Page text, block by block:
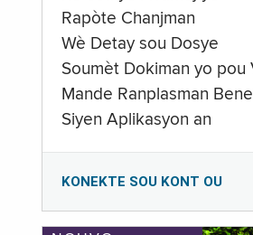
Rapòte Chanjman
Wè Detay sou Dosye
Soumèt Dokiman yo pou
Mande Ranplasman
Siyen Aplikasyon an
KONEKTE SOU KONT OU